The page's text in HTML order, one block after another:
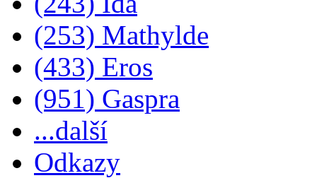
(253) Mathylde
(433) Eros
(951) Gaspra
...další
Odkazy